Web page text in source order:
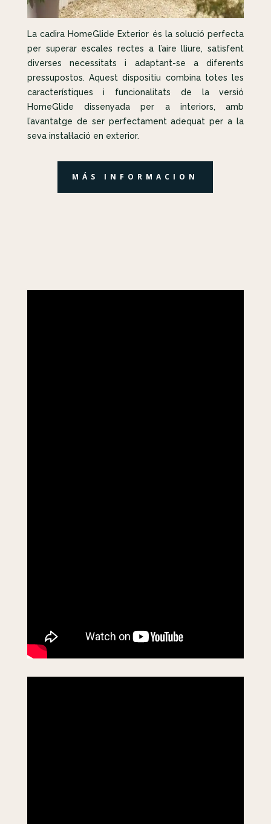
La cadira HomeGlide Exterior és la solució perfecta
per superar escales rectes a l’aire lliure, satisfent
diverses necessitats i adaptant-se a diferents
pressupostos. Aquest dispositiu combina totes les
característiques i funcionalitats de la versió
HomeGlide dissenyada per a interiors, amb
l’avantatge de ser perfectament adequat per a la
seva instal·lació en exterior.
MÁS INFORMACION